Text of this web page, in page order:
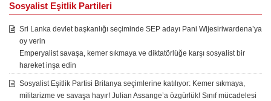
Sosyalist Eşitlik Partileri
Sri Lanka devlet başkanlığı seçiminde SEP adayı Pani Wijesiriwardena’ya
oy verin
Emperyalist savaşa, kemer sıkmaya ve diktatörlüğe karşı sosyalist bir
hareket inşa edin
Sosyalist Eşitlik Partisi Britanya seçimlerine katılıyor: Kemer sıkmaya,
militarizme ve savaşa hayır! Julian Assange’a özgürlük! Sınıf mücadelesi